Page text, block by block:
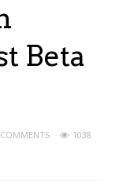
Beta
1038